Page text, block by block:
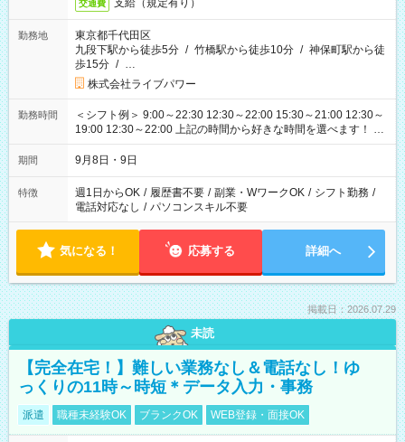
交通費 支給（規定有り）
勤務地
東京都千代田区
九段下駅から徒歩5分 / 竹橋駅から徒歩10分 / 神保町駅から徒
歩15分 / …
株式会社ライブパワー
勤務時間
＜シフト例＞ 9:00～22:30 12:30～22:00 15:30～21:00 12:30～
19:00 12:30～22:00 上記の時間から好きな時間を選べます！ ※
時間は変更となる可能性があります
期間 9月8日・9日
特徴 週1日からOK / 履歴書不要 / 副業・WワークOK / シフト勤務 /
電話対応なし / パソコンスキル不要
気になる！ 応募する 詳細へ
掲載日：2026.07.29
未読
【完全在宅！】難しい業務なし＆電話なし！ゆ
っくりの11時～時短＊データ入力・事務
派遣 職種未経験OK ブランクOK WEB登録・面接OK